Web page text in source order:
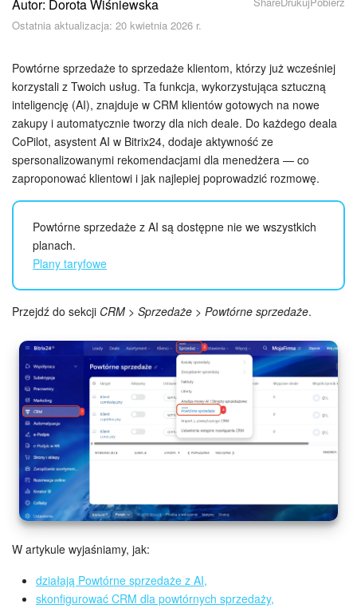
Bezpieczeństwo w Bitrix24
Poczta
Zadania i projekty
CRM
Dysk
Kalendarz
Jak zacząć
Grupy robocze
Bitrix24 Market
Strony internetowe
Firma
Automatyzacja
Marketing
Zarządzanie asortymentem produktów
Autor: Dorota Wiśniewska
Ostatnia aktualizacja: 20 kwietnia 2026 r.
Powtórne sprzedaże to sprzedaże klientom, którzy już wcześniej
korzystali z Twoich usług. Ta funkcja, wykorzystująca sztuczną
inteligencję (AI), znajduje w CRM klientów gotowych na nowe
zakupy i automatycznie tworzy dla nich deale. Do każdego deala
CoPilot, asystent AI w Bitrix24, dodaje aktywność ze
spersonalizowanymi rekomendacjami dla menedżera — co
zaproponować klientowi i jak najlepiej poprowadzić rozmowę.
Powtórne sprzedaże z AI są dostępne nie we wszystkich
planach.
Plany taryfowe
Przejdź do sekcji CRM > Sprzedaże > Powtórne sprzedaże.
W artykule wyjaśniamy, jak:
działają Powtórne sprzedaże z AI,
skonfigurować CRM dla powtórnych sprzedaży,